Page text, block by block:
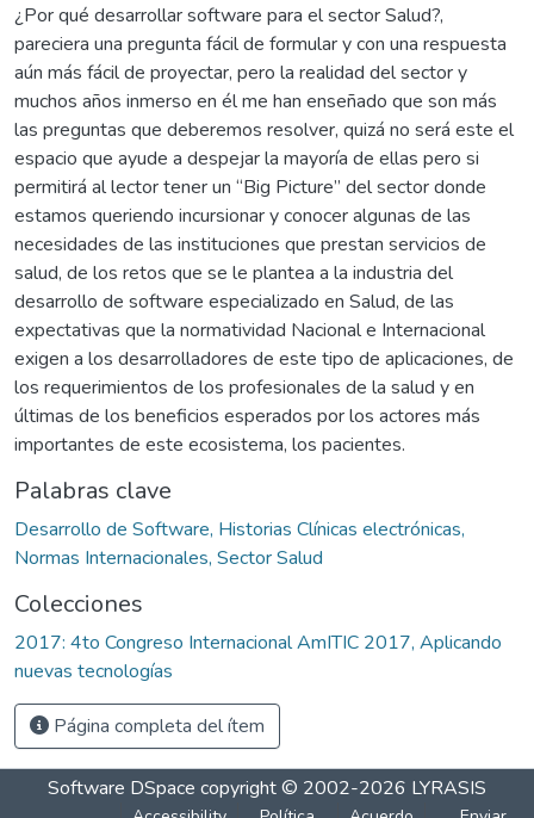
¿Por qué desarrollar software para el sector Salud?,
pareciera una pregunta fácil de formular y con una respuesta
aún más fácil de proyectar, pero la realidad del sector y
muchos años inmerso en él me han enseñado que son más
las preguntas que deberemos resolver, quizá no será este el
espacio que ayude a despejar la mayoría de ellas pero si
permitirá al lector tener un “Big Picture” del sector donde
estamos queriendo incursionar y conocer algunas de las
necesidades de las instituciones que prestan servicios de
salud, de los retos que se le plantea a la industria del
desarrollo de software especializado en Salud, de las
expectativas que la normatividad Nacional e Internacional
exigen a los desarrolladores de este tipo de aplicaciones, de
los requerimientos de los profesionales de la salud y en
últimas de los beneficios esperados por los actores más
importantes de este ecosistema, los pacientes.
Palabras clave
Desarrollo de Software, Historias Clínicas electrónicas,
Normas Internacionales, Sector Salud
Colecciones
2017: 4to Congreso Internacional AmITIC 2017, Aplicando
nuevas tecnologías
Página completa del ítem
Software DSpace copyright © 2002-2026 LYRASIS